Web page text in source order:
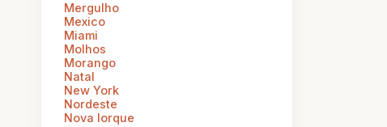
Mergulho
Mexico
Miami
Molhos
Morango
Natal
New York
Nordeste
Nova Iorque